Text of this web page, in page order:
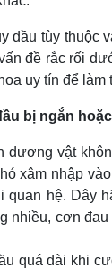
đầu tùy thuộc
đề rắc rối
uy tín để làm
bị ngắn
dương vật
xâm nhập
quan hệ. Dây
nhiều, cơn đau
quá dài khi